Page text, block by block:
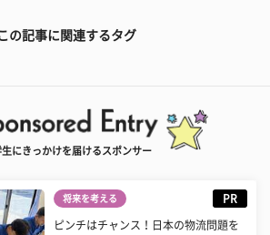
の記事に関連するタグ
生にきっかけを届けるスポンサー
将来を考える PR
ピンチはチャンス！日本の物流問題を